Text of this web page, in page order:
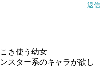
返信
き使う幼女
スター系のキャラが欲し